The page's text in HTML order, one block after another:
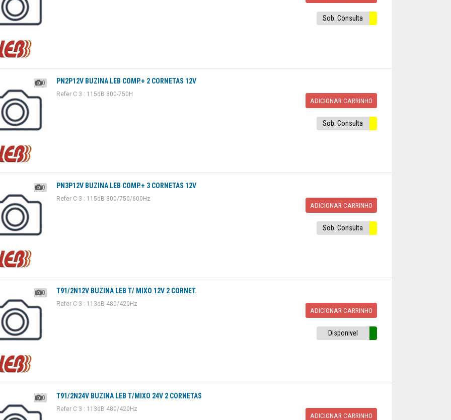
Sob. Consulta
0 PN2P12V BUZINA LEB COMP.+ 2 CORNETAS 12V
Refer C 3 : 115dB 800-750H
ADICIONAR CARRINHO
Sob. Consulta
0 PN3P12V BUZINA LEB COMP.+ 3 CORNETAS 12V
Refer C 3 : 115dB 800/750/600Hz
ADICIONAR CARRINHO
Sob. Consulta
0 T91/2N12V BUZINA LEB T/ MIXO 12V 2 CORNET.
Refer C 3 : 113dB 480/420Hz
ADICIONAR CARRINHO
Disponivel
0 T91/2N24V BUZINA LEB T/MIXO 24V 2 CORNETAS
Refer C 3 : 113dB 480/420Hz
ADICIONAR CARRINHO